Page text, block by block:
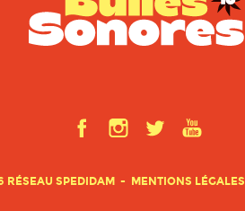
RÉSEAU SPEDIDAM MENTIONS LÉGALES